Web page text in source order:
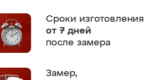
Сроки изготовления
от 7 дней
после замера
Замер,